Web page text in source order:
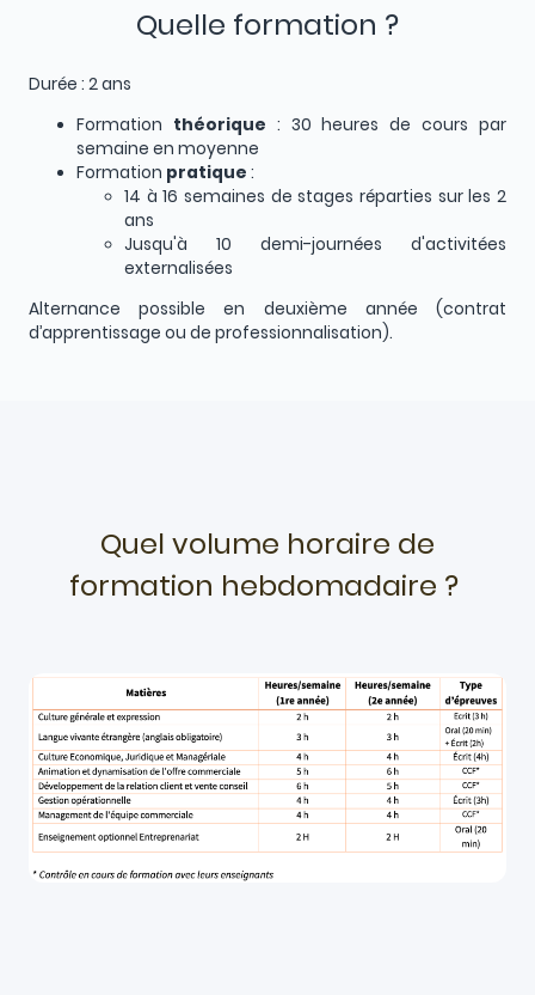
Quelle formation ?
Durée : 2 ans
Formation théorique : 30 heures de cours par
semaine en moyenne
Formation pratique :
14 à 16 semaines de stages réparties sur les 2
ans
Jusqu'à 10 demi-journées d'activitées
externalisées
Alternance possible en deuxième année (contrat
d’apprentissage ou de professionnalisation).
Quel volume horaire de
formation hebdomadaire ?